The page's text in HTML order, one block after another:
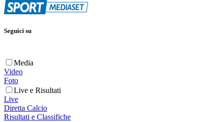
Seguici su
Media
Video
Foto
Live e Risultati
Live
Diretta Calcio
Risultati e Classifiche